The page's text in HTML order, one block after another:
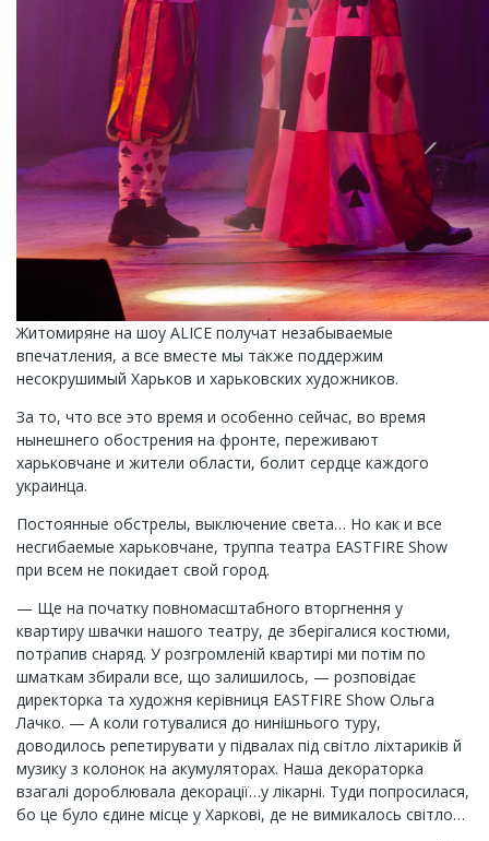
Житомиряне на шоу ALICE получат незабываемые
впечатления, а все вместе мы также поддержим
несокрушимый Харьков и харьковских художников.
За то, что все это время и особенно сейчас, во время
нынешнего обострения на фронте, переживают
харьковчане и жители области, болит сердце каждого
украинца.
Постоянные обстрелы, выключение света… Но как и все
несгибаемые харьковчане, труппа театра EASTFIRE Show
при всем не покидает свой город.
— Ще на початку повномасштабного вторгнення у
квартиру швачки нашого театру, де зберігалися костюми,
потрапив снаряд. У розгромленій квартирі ми потім по
шматкам збирали все, що залишилось, — розповідає
директорка та художня керівниця EASTFIRE Show Ольга
Лачко. — А коли готувалися до нинішнього туру,
доводилось репетирувати у підвалах під світло ліхтариків й
музику з колонок на акумуляторах. Наша декораторка
взагалі дороблювала декорації…у лікарні. Туди попросилася,
бо це було єдине місце у Харкові, де не вимикалось світло…